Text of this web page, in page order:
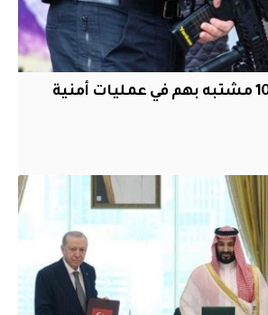
تركيا: توقيف 104 مشتبه بهم في عمليات أمنية